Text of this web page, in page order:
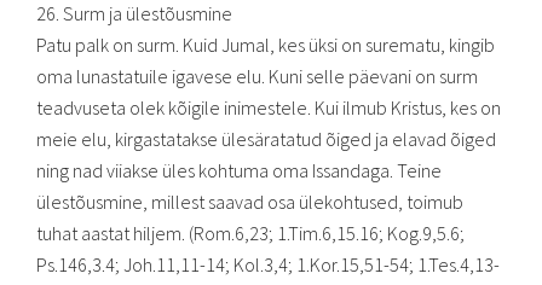
26. Surm ja ülestõusmine
Patu palk on surm. Kuid Jumal, kes üksi on surematu, kingib
oma lunastatuile igavese elu. Kuni selle päevani on surm
teadvuseta olek kõigile inimestele. Kui ilmub Kristus, kes on
meie elu, kirgastatakse ülesäratatud õiged ja elavad õiged
ning nad viiakse üles kohtuma oma Issandaga. Teine
ülestõusmine, millest saavad osa ülekohtused, toimub
tuhat aastat hiljem. (Rom.6,23; 1.Tim.6,15.16; Kog.9,5.6;
Ps.146,3.4; Joh.11,11-14; Kol.3,4; 1.Kor.15,51-54; 1.Tes.4,13-